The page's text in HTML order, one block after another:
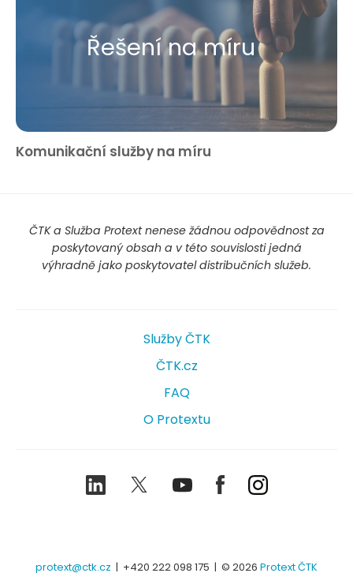
Řešení na míru
Komunikační služby na míru
ČTK a Služba Protext nenese žádnou odpovědnost za
poskytovaný obsah a v této souvislosti jedná
výhradně jako poskytovatel distribučních služeb.
Služby ČTK
ČTK.cz
FAQ
O Protextu
LinkedIn TwitterYoutubeFacebookInstagram
protext@ctk.cz | +420 222 098 175 | © 2026 Protext ČTK